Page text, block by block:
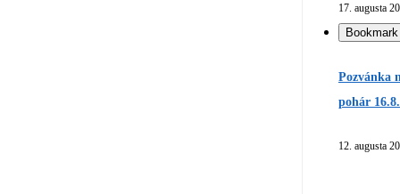
17. augusta
Bookmark
Pozvánka
pohár
12. augusta